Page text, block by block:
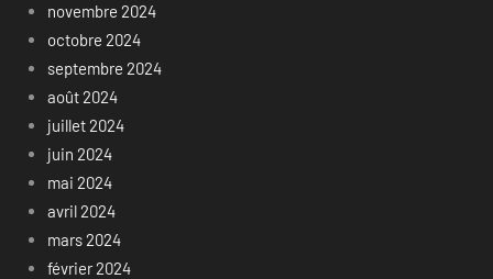
novembre 2024
octobre 2024
septembre 2024
août 2024
juillet 2024
juin 2024
mai 2024
avril 2024
mars 2024
février 2024